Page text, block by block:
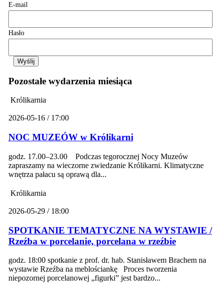
E-mail
Hasło
Pozostałe wydarzenia miesiąca
Królikarnia
2026-05-16 / 17:00
NOC MUZEÓW w Królikarni
godz. 17.00–23.00 Podczas tegorocznej Nocy Muzeów
zapraszamy na wieczorne zwiedzanie Królikarni. Klimatyczne
wnętrza pałacu są oprawą dla...
Królikarnia
2026-05-29 / 18:00
SPOTKANIE TEMATYCZNE NA WYSTAWIE /
Rzeźba w porcelanie, porcelana w rzeźbie
godz. 18:00 spotkanie z prof. dr. hab. Stanisławem Brachem na
wystawie Rzeźba na meblościankę Proces tworzenia
niepozornej porcelanowej „figurki” jest bardzo...